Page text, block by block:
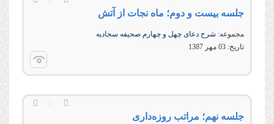
جلسه بیست و دوم؛ ماه نجات از آتش
مجموعه: شرح دعای چهل و چهارم صحیفه سجادیه
تاریخ: 03 مهر 1387
جلسه نهم؛ مراتب روزه‌داری